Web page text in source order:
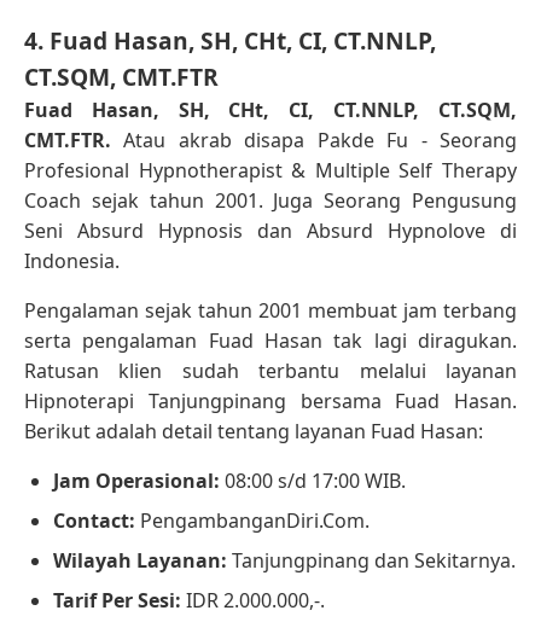
4. Fuad Hasan, SH, CHt, CI, CT.NNLP,
CT.SQM, CMT.FTR
Fuad Hasan, SH, CHt, CI, CT.NNLP, CT.SQM,
CMT.FTR. Atau akrab disapa Pakde Fu - Seorang
Profesional Hypnotherapist & Multiple Self Therapy
Coach sejak tahun 2001. Juga Seorang Pengusung
Seni Absurd Hypnosis dan Absurd Hypnolove di
Indonesia.
Pengalaman sejak tahun 2001 membuat jam terbang
serta pengalaman Fuad Hasan tak lagi diragukan.
Ratusan klien sudah terbantu melalui layanan
Hipnoterapi Tanjungpinang bersama Fuad Hasan.
Berikut adalah detail tentang layanan Fuad Hasan:
Jam Operasional: 08:00 s/d 17:00 WIB.
Contact: PengambanganDiri.Com.
Wilayah Layanan: Tanjungpinang dan Sekitarnya.
Tarif Per Sesi: IDR 2.000.000,-.